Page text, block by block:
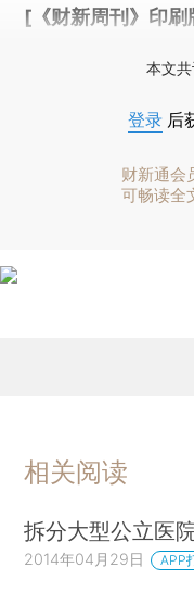
[《财新周刊》印刷
本文
登录 后
财新通会
可畅读全
相关阅读
拆分大型公立医
2014年04月29日 APP